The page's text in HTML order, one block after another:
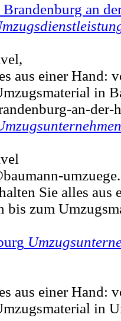
an
aus einer Hand:
in
an-der-
Sie alles aus
bis zum
aus einer Hand:
in